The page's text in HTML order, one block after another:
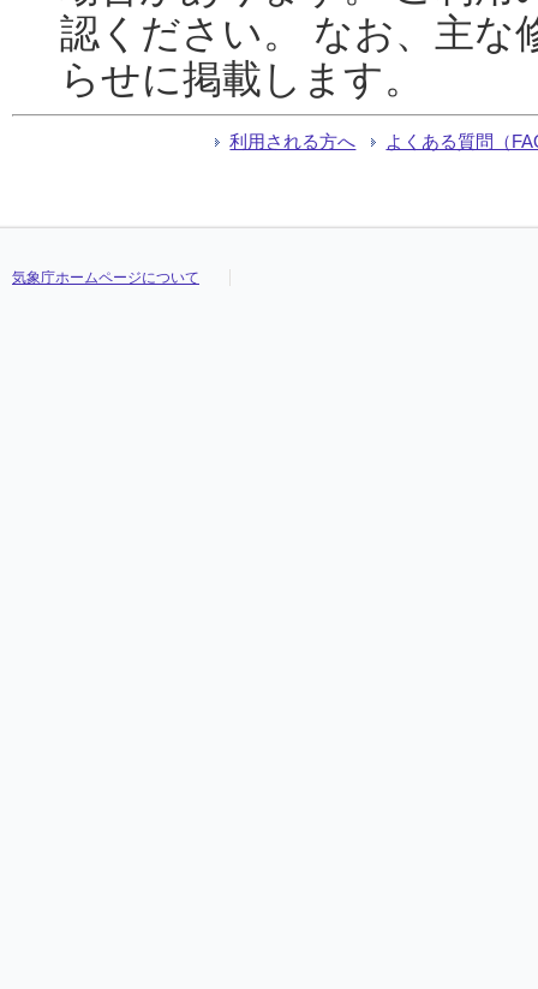
認ください。 なお、主な
らせに掲載します。
利用される方へ よくある質問（
気象庁ホームページについて